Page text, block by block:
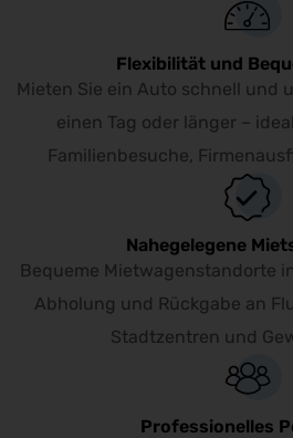
Flexibilität und
Mieten Sie ein Auto schnell und
einen Tag oder länger –
Familienbesuche,
Nahegelegene
Bequeme Mietwagenstandorte
Abholung und Rückgabe an
Stadtzentren und
Professionelles